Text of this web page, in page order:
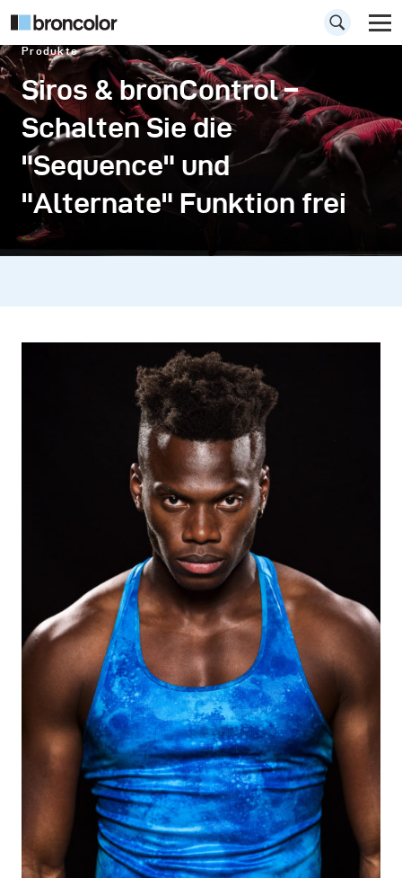
Produkte
Siros & bronControl –
Schalten Sie die
"Sequence" und
"Alternate" Funktion frei